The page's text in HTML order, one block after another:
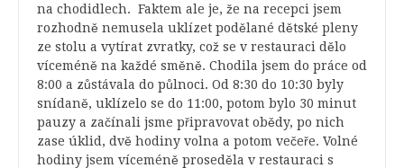
na chodidlech. Faktem ale je, že na recepci jsem
rozhodně nemusela uklízet podělané dětské pleny
ze stolu a vytírat zvratky, což se v restauraci dělo
víceméně na každé směně. Chodila jsem do práce od
8:00 a zůstávala do půlnoci. Od 8:30 do 10:30 byly
snídaně, uklízelo se do 11:00, potom bylo 30 minut
pauzy a začínali jsme připravovat obědy, po nich
zase úklid, dvě hodiny volna a potom večeře. Volné
hodiny jsem víceméně proseděla v restauraci s